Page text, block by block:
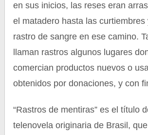
en sus inicios, las reses eran
el matadero hasta las curtiembres
rastro de sangre en ese camino.
llaman rastros algunos lugares
comercian productos nuevos o
obtenidos por donaciones, y con
“Rastros de mentiras” es el título
telenovela originaria de Brasil,